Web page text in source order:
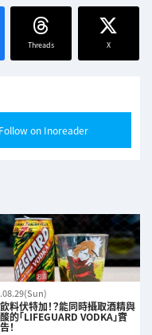
Threads X
Follow on Inoreader
料伏特加！？能同時攝取酒精與
的「LIFEGUARD VODKA」實
！